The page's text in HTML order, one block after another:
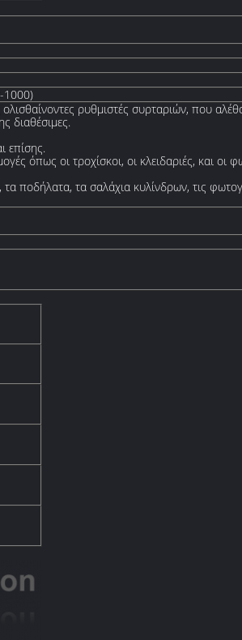
1000)
ρυθμιστές συρταριών, που
διαθέσιμες.
επίσης.
όπως οι τροχίσκοι, οι κλειδαριές, και οι
ποδήλατα, τα σαλάχια κυλίνδρων, τις